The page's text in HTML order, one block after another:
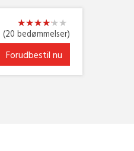
★★★★★★
★★★★★★
(20 bedømmelser)
Forudbestil nu